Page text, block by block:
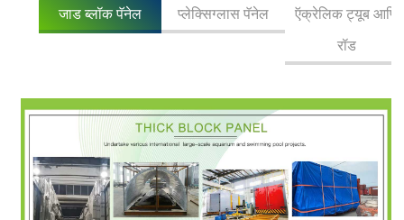
जाड ब्लॉक पॅनेल प्लेक्सिग्लास पॅनेल
ऍक्रेलिक ट्यूब आणि
रॉड